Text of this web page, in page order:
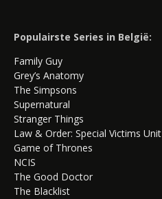
Populairste Series in België:
Family Guy
Grey’s Anatomy
The Simpsons
Supernatural
Stranger Things
Law & Order: Special Victims Unit
Game of Thrones
NCIS
The Good Doctor
The Blacklist